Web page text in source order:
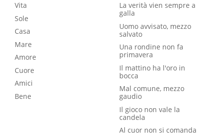
Vita
Sole
Casa
Mare
Amore
Cuore
Amici
Bene
La verità vien sempre a
galla
Uomo avvisato, mezzo
salvato
Una rondine non fa
primavera
Il mattino ha l'oro in
bocca
Mal comune, mezzo
gaudio
Il gioco non vale la
candela
Al cuor non si comanda